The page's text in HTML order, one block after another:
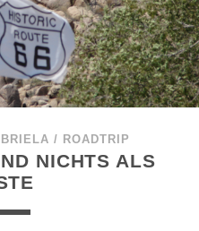
/ ROADTRIP
NICHTS ALS